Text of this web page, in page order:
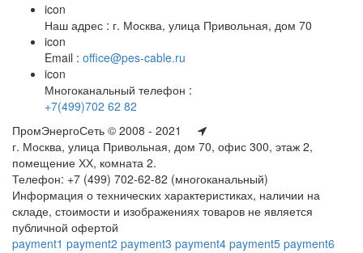
icon
Наш адрес : г. Москва, улица Привольная, дом 70
icon
Email : office@pes-cable.ru
icon
Многоканальный телефон :
+7(499)702 62 82
ПромЭнергоСеть © 2008 - 2021
г. Москва, улица Привольная, дом 70, офис 300, этаж 2,
помещение ХХ, комната 2.
Телефон: +7 (499) 702-62-82 (многоканальный)
Информация о технических характеристиках, наличии на
складе, стоимости и изображениях товаров не является
публичной офертой
payment1 payment2 payment3 payment4 payment5 payment6